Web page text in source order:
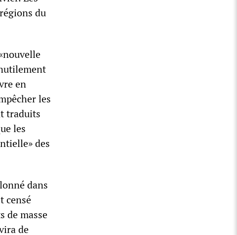
du
en
les
traduits
les
des
dans
censé
de masse
de